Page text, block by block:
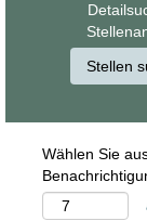
Wählen Sie